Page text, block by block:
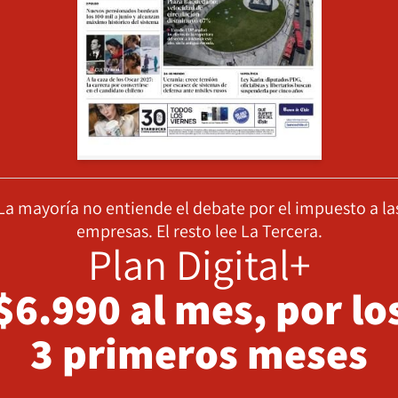
mayoría no entiende el debate por el impuesto a
empresas. El resto lee La Tercera.
Plan Digital+
al mes, por
3 primeros meses